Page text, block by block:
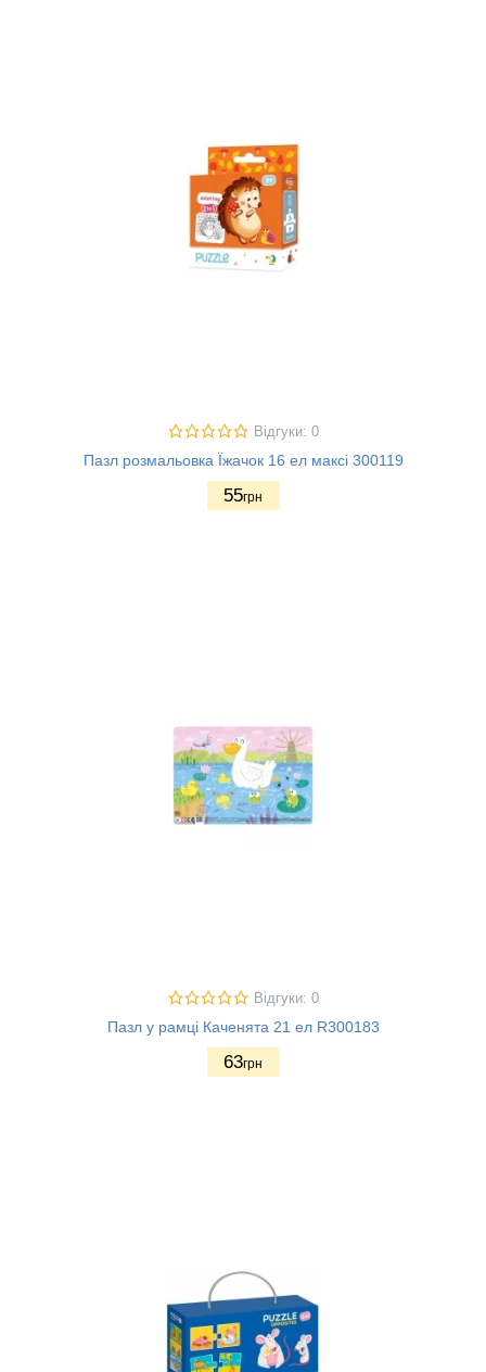
Відгуки: 0
Пазл розмальовка Їжачок 16 ел максі 300119
55грн
Відгуки: 0
Пазл у рамці Каченята 21 ел R300183
63грн